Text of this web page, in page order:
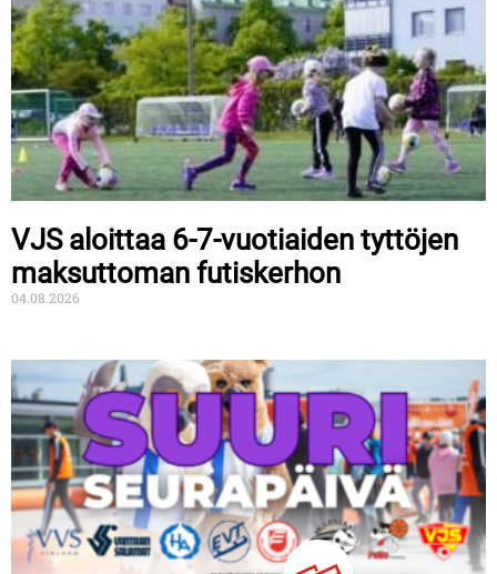
VJS aloittaa 6-7-vuotiaiden tyttöjen
maksuttoman futiskerhon
04.08.2026